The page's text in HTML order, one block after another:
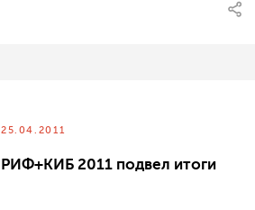
25.04.2011
РИФ+КИБ 2011 подвел итоги